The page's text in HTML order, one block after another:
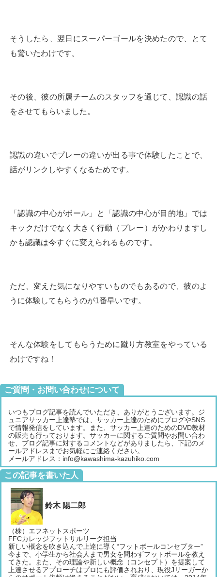
そうしたら、翌日にスーパーゴールを決めたので、とて
も驚いたわけです。
その後、彼の所属チームのスタッフを通じて、認識の話
をさせてもらいました。
認識の違いでプレーの違いが出る事で体験したことで、
話がリンクしやすくなるためです。
「認識の中心がボール」と「認識の中心が目的地」では
キックだけでなく大きく行動（プレー）がかわりますし
かも認識は今すぐに変えられるものです。
ただ、変えた気になりやすいものでもあるので、彼のよ
うに体験してもらうのが1番早いです。
そんな体験をしてもらうために蹴り方教室をやっている
わけですね！
ご質問・お問い合わせについて
いつもブログ記事を読んでいただき、ありがとうございます。ジ
ュニアサッカー上達塾では、サッカー上達のためにブログやSNS
で情報発信をしています。また、サッカー上達のためのDVD教材
の販売も行っております。サッカーに関するご質問やお問い合わ
せ、ブログ記事に対するコメントなどがありましたら、下記のメ
ールアドレスまでお気軽にご連絡ください。
メールアドレス：info@kawashima-kazuhiko.com
この記事を書いた人
鈴木 陽二郎
（株）エフネットスポーツ
FFCカレッジフットサルリーグ担当
新しい概念を吹き込んで上達に導く“フットボールコンセプター”
今まで、小学生から社会人まで男女を問わずフットボールを教え
てきた。また、その理論や新しい概念（コンセプト）を提案して
上達させるアプローチはプロにも評価されおり、現役Jリーガーか